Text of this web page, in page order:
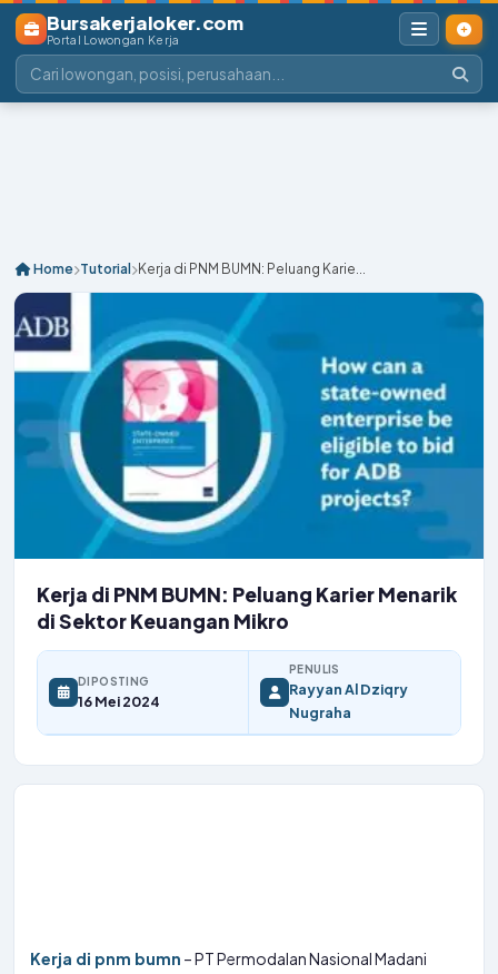
Bursakerjaloker.com
Portal Lowongan Kerja
Home Tutorial Kerja di PNM BUMN: Peluang Karie...
Kerja di PNM BUMN: Peluang Karier Menarik
di Sektor Keuangan Mikro
DIPOSTING
16 Mei 2024
PENULIS
Rayyan Al Dziqry
Nugraha
Kerja di pnm bumn – PT Permodalan Nasional Madani